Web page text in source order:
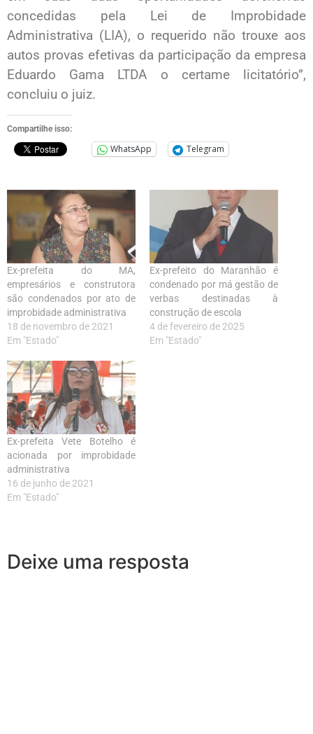
concedidas pela Lei de Improbidade
Administrativa (LIA), o requerido não trouxe aos
autos provas efetivas da participação da empresa
Eduardo Gama LTDA o certame licitatório”,
concluiu o juiz.
Compartilhe isso:
WhatsApp Telegram
Ex-prefeita do MA,
empresários e construtora
são condenados por ato de
improbidade administrativa
18 de novembro de 2021
Em "Estado"
Ex-prefeito do Maranhão é
condenado por má gestão de
verbas destinadas à
construção de escola
4 de fevereiro de 2025
Em "Estado"
Ex-prefeita Vete Botelho é
acionada por improbidade
administrativa
16 de junho de 2021
Em "Estado"
Deixe uma resposta